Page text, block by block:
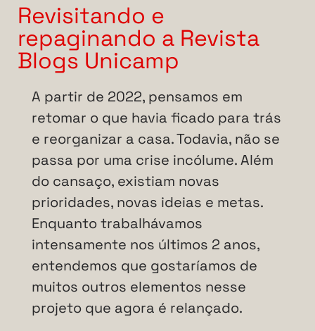
Revisitando e
repaginando a Revista
Blogs Unicamp
A partir de 2022, pensamos em
retomar o que havia ficado para trás
e reorganizar a casa. Todavia, não se
passa por uma crise incólume. Além
do cansaço, existiam novas
prioridades, novas ideias e metas.
Enquanto trabalhávamos
intensamente nos últimos 2 anos,
entendemos que gostaríamos de
muitos outros elementos nesse
projeto que agora é relançado.